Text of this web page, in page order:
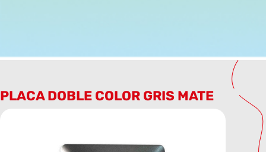
PLACA DOBLE COLOR GRIS MATE